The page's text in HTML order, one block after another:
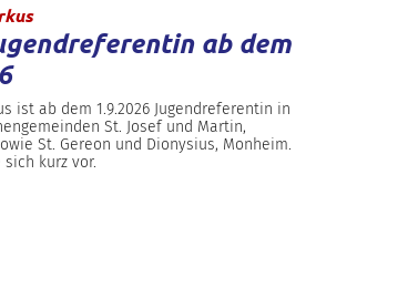
:
ab dem
ist ab dem 1.9.2026 Jugendreferentin in
St. Josef und Martin,
St. Gereon und Dionysius, Monheim.
kurz vor.